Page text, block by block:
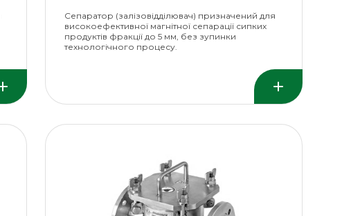
Сепаратор (залізовідділювач) призначений для
високоефективної магнітної сепарації сипких
продуктів фракції до 5 мм, без зупинки
технологічного процесу.